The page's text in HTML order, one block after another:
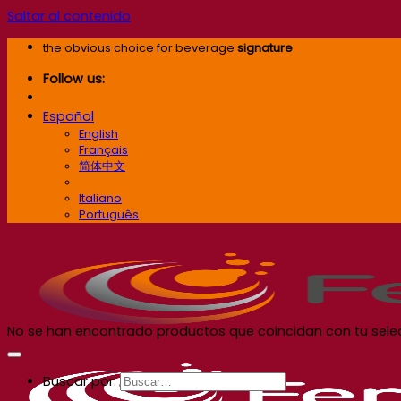
Saltar al contenido
the obvious choice for beverage signature
Follow us:
Español
English
Français
简体中文
Italiano
Português
No se han encontrado productos que coincidan con tu
Buscar por: